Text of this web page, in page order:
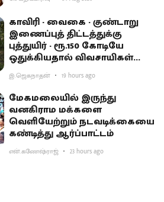
காவிரி - வைகை - குண்டாறு
இணைப்புத் திட்டத்துக்கு
புத்துயிர் - ரூ.150 கோடியே
ஒதுக்கியதால் விவசாயிகள்
ஏமாற்றம்
இ.ஜெகநாதன் 19 hours ago
மேகமலையில் இருந்து
வனகிராம மக்களை
வெளியேற்றும் நடவடிக்கையை
கண்டித்து ஆர்ப்பாட்டம்
என்.கணேஷ்ராஜ் 23 hours ago